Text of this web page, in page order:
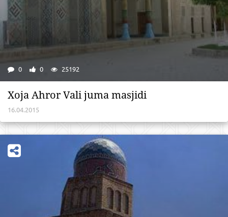
0 0 25192
Xoja Ahror Vali juma masjidi
16.04.2015